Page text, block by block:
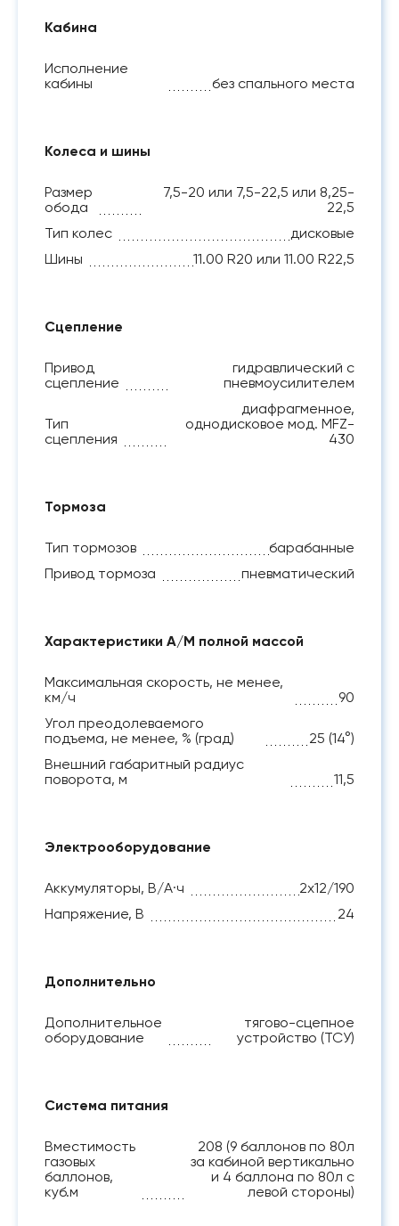
Кабина
Исполнение
кабины
без спального места
Колеса и шины
Размер
обода
7,5-20 или 7,5-22,5 или 8,25-
22,5
Тип колес
дисковые
Шины
11.00 R20 или 11.00 R22,5
Сцепление
Привод
сцепление
гидравлический с
пневмоусилителем
Тип
сцепления
диафрагменное,
однодисковое мод. MFZ-
430
Тормоза
Тип тормозов
барабанные
Привод тормоза
пневматический
Характеристики А/М полной массой
Максимальная скорость, не менее,
км/ч
90
Угол преодолеваемого
подъема, не менее, % (град)
25 (14°)
Внешний габаритный радиус
поворота, м
11,5
Электрооборудование
Аккумуляторы, В/А·ч
2х12/190
Напряжение, B
24
Дополнительно
Дополнительное
оборудование
тягово-сцепное
устройство (ТСУ)
Система питания
Вместимость
газовых
баллонов,
куб.м
208 (9 баллонов по 80л
за кабиной вертикально
и 4 баллона по 80л с
левой стороны)